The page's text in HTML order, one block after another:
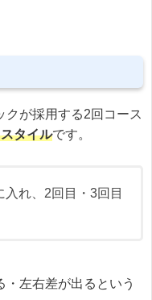
クが採用する2回コース
タイルです。
れ、2回目・3回目
左右差が出るという